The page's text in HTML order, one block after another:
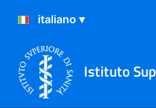
Istituto